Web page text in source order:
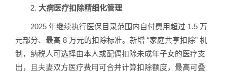
2. 大病医疗扣除精细化管理
2025 年继续执行医保目录范围内自付费用超过 1.5 万
元部分、最高 8 万元的扣除标准。新增 “家庭共享扣除” 机
制，纳税人可选择由本人或配偶扣除未成年子女的医疗支
出，且夫妻双方医疗费用可合并计算扣除额度，最高可叠